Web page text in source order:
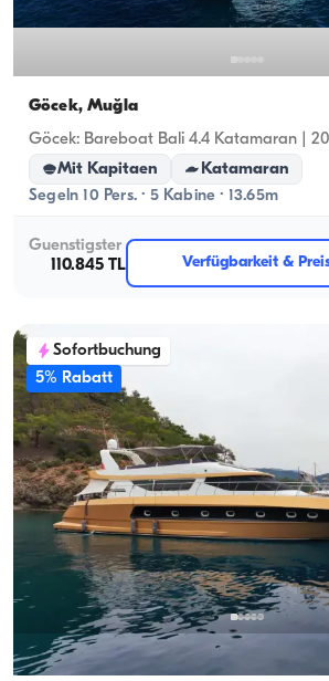
Göcek, Muğla
Göcek: Bareboat Bali 4.4 Katamaran |
Mit Kapitaen
Katamaran
Segeln 10 Pers. · 5 Kabine · 13.65m
Guenstigster
110.845 TL
Verfügbarkeit &
Sofortbuchung
5% Rabatt
Göcek, Muğla